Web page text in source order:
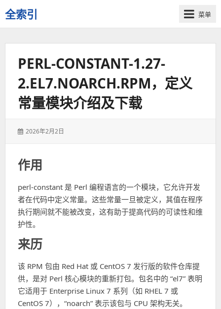
全索引
一
些
菜单
PERL-CONSTANT-1.27-
2.EL7.NOARCH.RPM，定义
常量模块介绍及下载
发
2026年2月2日
作用
perl-constant 是 Perl 编程语言的一个模块，它允许开发
者在代码中定义常量。这些常量一旦被定义，其值在程序
执行期间就不能被改变，这有助于提高代码的可读性和维
护性。
来历
该 RPM 包由 Red Hat 或 CentOS 7 发行版的软件仓库提
供，是对 Perl 核心模块的重新打包。包名中的 “el7” 表明
它适用于 Enterprise Linux 7 系列（如 RHEL 7 或
CentOS 7），“noarch” 表示该包与 CPU 架构无关。